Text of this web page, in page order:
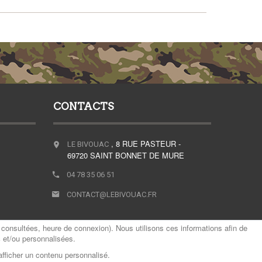
CONTACTS
LE BIVOUAC , 8 RUE PASTEUR -
69720 SAINT BONNET DE MURE
04 78 35 06 51
CONTACT@LEBIVOUAC.FR
heure de connexion). Nous utilisons ces informations afin de
ou personnalisées.
un contenu personnalisé.